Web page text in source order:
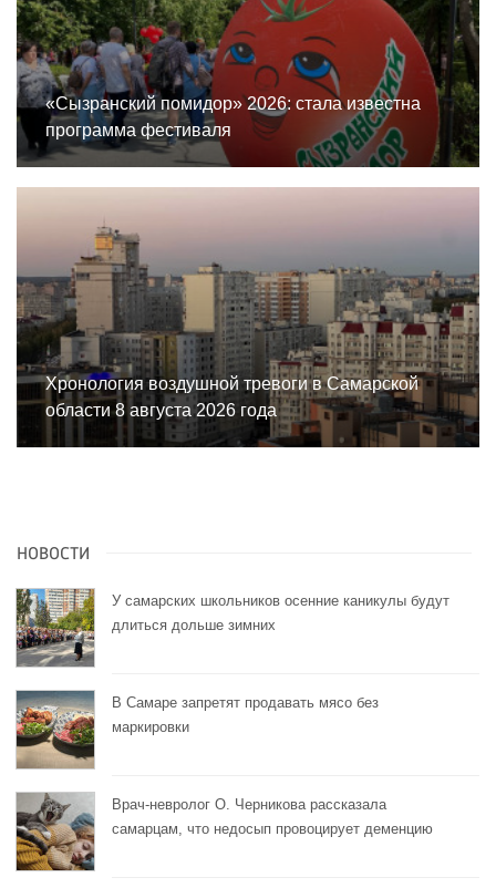
«Сызранский помидор» 2026: стала известна
программа фестиваля
Хронология воздушной тревоги в Самарской
области 8 августа 2026 года
НОВОСТИ
У самарских школьников осенние каникулы будут
длиться дольше зимних
В Самаре запретят продавать мясо без
маркировки
Врач-невролог О. Черникова рассказала
самарцам, что недосып провоцирует деменцию